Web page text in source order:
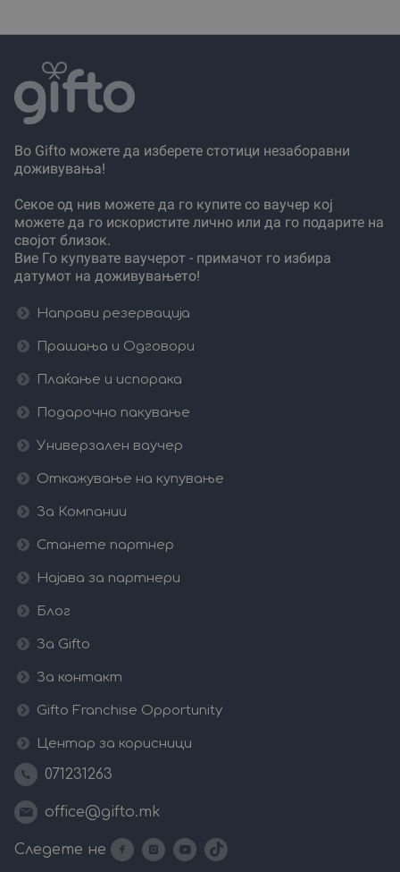
Во Gifto можете да изберете стотици незаборавни
доживувања!
Секое од нив можете да го купите со ваучер кој
можете да го искористите лично или да го подарите на
својот близок.
Вие Го купувате ваучерот - примачот го избира
датумот на доживувањето!
Направи резервација
Прашања и Одговори
Плаќање и испорака
Подарочно пакување
Универзален ваучер
Откажување на купување
За Компании
Станете партнер
Најава за партнери
Блог
За Gifto
За контакт
Gifto Franchise Opportunity
Центар за корисници
071231263
office@gifto.mk
Следете не